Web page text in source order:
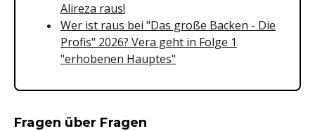
Alireza raus!
Wer ist raus bei "Das große Backen - Die
Profis" 2026? Vera geht in Folge 1
"erhobenen Hauptes"
Fragen über Fragen